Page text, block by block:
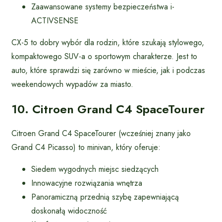
Zaawansowane systemy bezpieczeństwa i-
ACTIVSENSE
CX-5 to dobry wybór dla rodzin, które szukają stylowego,
kompaktowego SUV-a o sportowym charakterze. Jest to
auto, które sprawdzi się zarówno w mieście, jak i podczas
weekendowych wypadów za miasto.
10. Citroen Grand C4 SpaceTourer
Citroen Grand C4 SpaceTourer (wcześniej znany jako
Grand C4 Picasso) to minivan, który oferuje:
Siedem wygodnych miejsc siedzących
Innowacyjne rozwiązania wnętrza
Panoramiczną przednią szybę zapewniającą
doskonałą widoczność